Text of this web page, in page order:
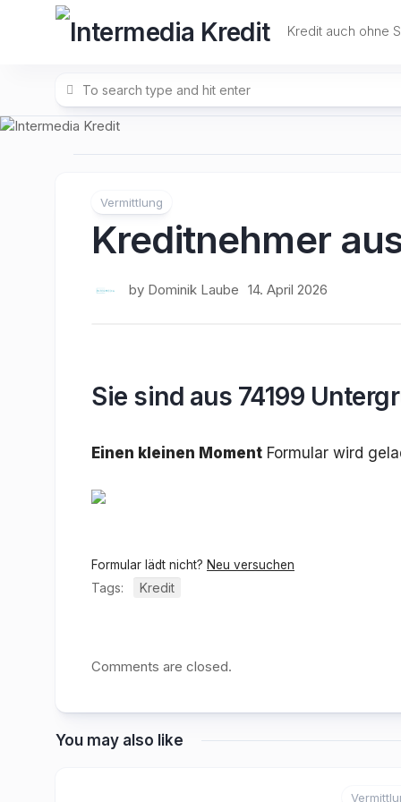
Kredit auch ohne
Vermittlung
Kreditnehmer
by Dominik Laube 14. April 2026
Sie sind aus 74199
Einen kleinen Moment Formular wird
Formular lädt nicht? Neu versuchen
Tags: Kredit
Comments are closed.
You may also like